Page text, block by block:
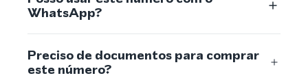
WhatsApp?
Preciso de documentos para comprar
este número?